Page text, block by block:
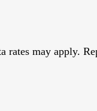
rates may apply.